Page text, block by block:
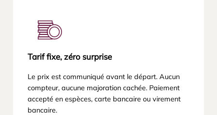
Tarif fixe, zéro surprise
Le prix est communiqué avant le départ. Aucun
compteur, aucune majoration cachée. Paiement
accepté en espèces, carte bancaire ou virement
bancaire.